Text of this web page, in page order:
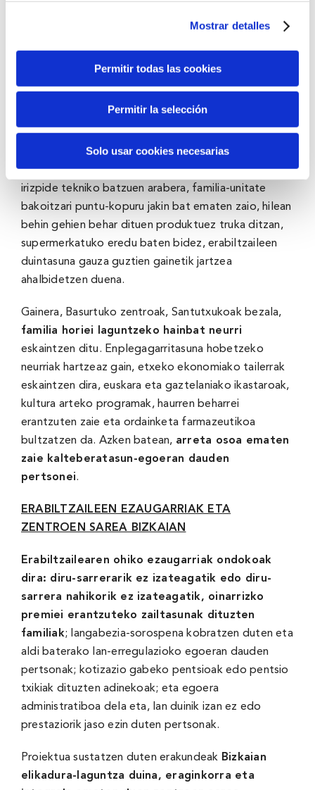
Mostrar detalles
Permitir todas las cookies
Permitir la selección
Solo usar cookies necesarias
erakunde publikoen eta gizarte-
Victor Tapia Fundazioarekin lankidetzan,
kalteberatasun-egoeran dauden familiak baloratu
arreta-plan pertsonalizatuagertatzeko.
Familiako kideen eta premiak baloratzeko beste
irizpide tekniko batzuen arabera, familia-unitate
bakoitzari puntu-kopuru jakin bat ematen zaio, hilean
behin gehien behar dituen produktuez truka ditzan,
supermerkatuko eredu baten bidez, erabiltzaileen
duintasuna gauza guztien gainetik jartzea
ahalbidetzen duena.
Gainera, Basurtuko zentroak, Santutxukoak bezala,
familia horiei laguntzeko hainbat neurri
eskaintzen ditu. Enplegagarritasuna hobetzeko
neurriak hartzeaz gain, etxeko ekonomiako tailerrak
eskaintzen dira, euskara eta gaztelaniako ikastaroak,
kultura arteko programak, haurren beharrei
erantzuten zaie eta ordainketa farmazeutikoa
bultzatzen da. Azken batean, arreta osoa ematen
zaie kalteberatasun-egoeran dauden
pertsonei.
ERABILTZAILEEN EZAUGARRIAK ETA
ZENTROEN SAREA BIZKAIAN
Erabiltzailearen ohiko ezaugarriak ondokoak
dira: diru-sarrerarik ez izateagatik edo diru-
sarrera nahikorik ez izateagatik, oinarrizko
premiei erantzuteko zailtasunak dituzten
familiak; langabezia-sorospena kobratzen duten eta
aldi baterako lan-erregulazioko egoeran dauden
pertsonak; kotizazio gabeko pentsioak edo pentsio
txikiak dituzten adinekoak; eta egoera
administratiboa dela eta, lan duinik izan ez edo
prestaziorik jaso ezin duten pertsonak.
Proiektua sustatzen duten erakundeak Bizkaian
elikadura-laguntza duina, eraginkorra eta